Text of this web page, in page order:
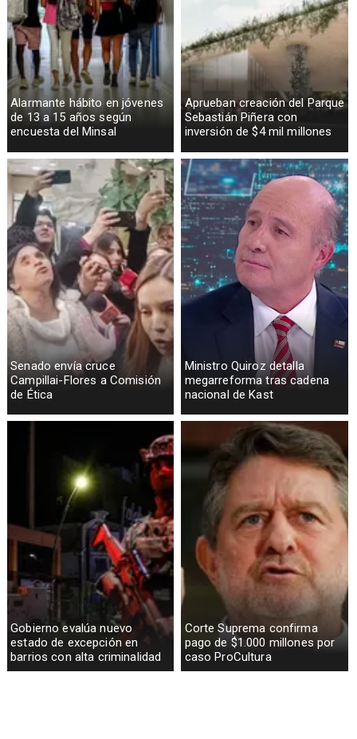
Alarmante hábito en jóvenes
de 13 a 15 años según
encuesta del Minsal
Aprueban creación del Parque
Sebastián Piñera con
inversión de $4 mil millones
Senado envía cruce
Campillai-Flores a Comisión
de Ética
Ministro Quiroz detalla
megarreforma tras cadena
nacional de Kast
Gobierno evalúa nuevo
estado de excepción en
barrios con alta criminalidad
Corte Suprema confirma
pago de $1.000 millones por
caso ProCultura